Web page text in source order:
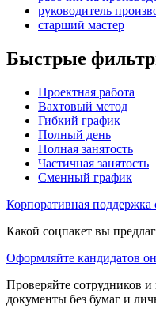
руководитель
старший мастер
Быстрые
Проектная работа
Вахтовый метод
Гибкий график
Полный день
Полная занятость
Частичная занятость
Сменный график
Корпоративная поддержка
Какой соцпакет вы
Оформляйте кандидатов
Проверяйте сотрудников
документы без бумаг и